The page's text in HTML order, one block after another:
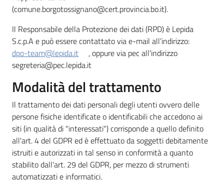
Prenotazioni
Tutti
gli
argomenti
(comune.borgotossignano@cert.provincia.bo.it).
Il Responsabile della Protezione dei dati (RPD) è Lepida
S.c.p.A e può essere contattato via e-mail all’indirizzo:
dpo-team@lepida.it
, oppure via pec all'indirizzo
segreteria@pec.lepida.it
Modalità del trattamento
Il trattamento dei dati personali degli utenti ovvero delle
persone fisiche identificate o identificabili che accedono ai
siti (in qualità di "interessati") corrisponde a quello definito
all'art. 4 del GDPR ed è effettuato da soggetti debitamente
istruiti e autorizzati in tal senso in conformità a quanto
stabilito dall'art. 29 del GDPR, per mezzo di strumenti
automatizzati e informatici.